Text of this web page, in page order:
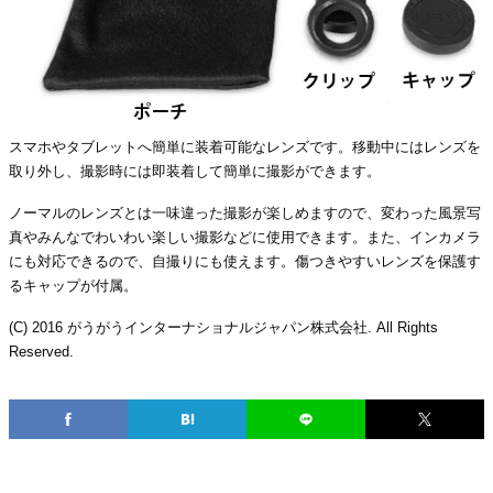
スマホやタブレットへ簡単に装着可能なレンズです。移動中にはレンズを
取り外し、撮影時には即装着して簡単に撮影ができます。
ノーマルのレンズとは一味違った撮影が楽しめますので、変わった風景写
真やみんなでわいわい楽しい撮影などに使用できます。また、インカメラ
にも対応できるので、自撮りにも使えます。傷つきやすいレンズを保護す
るキャップが付属。
(C) 2016 がうがうインターナショナルジャパン株式会社. All Rights
Reserved.